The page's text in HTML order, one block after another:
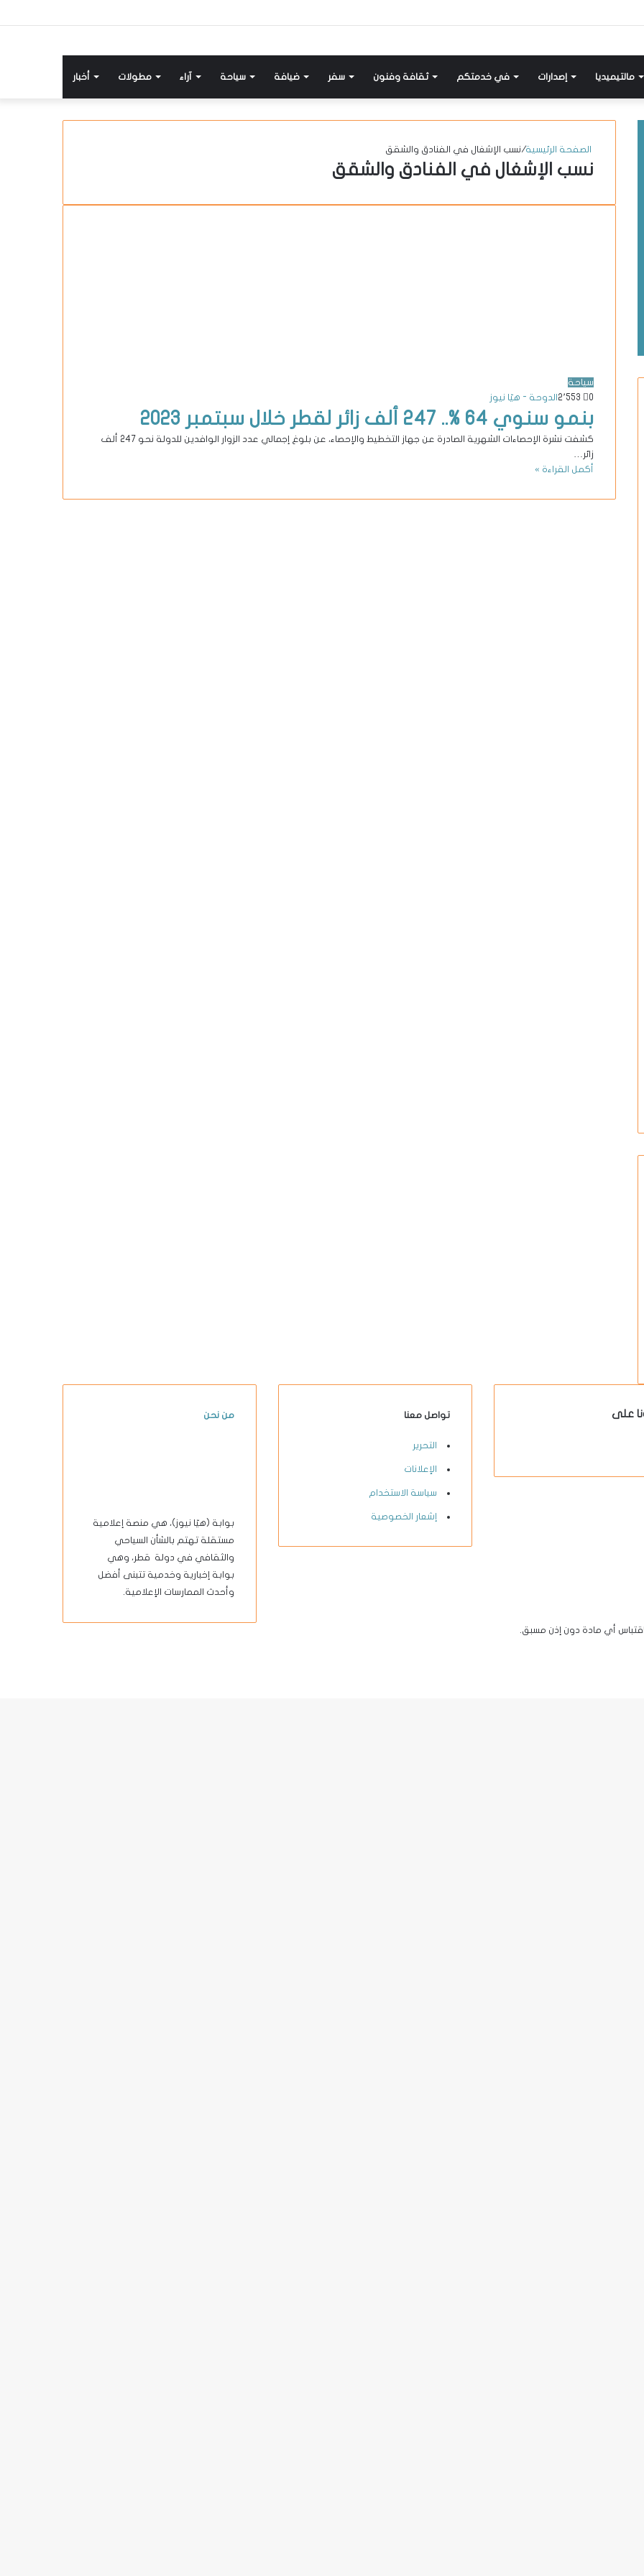
أخبار مطولات آراء سياحة ضيافة سفر ثقافة وفنون في خدمتكم إصدارات مالتيميديا
الصفحة الرئيسية/نسب الإشغال في الفنادق والشقق
نسب الإشغال في الفنادق والشقق
سياحة
الدوحة - هيّا نيوز
0
بنمو سنوي 64 %.. 247 ألف زائر لقطر خلال سبتمبر 2023
كشفت نشرة الإحصاءات الشهرية الصادرة عن جهاز التخطيط والإحصاء، عن بلوغ إجمالي عدد الزوار الوافدين للدولة نحو 247 ألف
زائر…
أكمل القراءة »
من نحن
بوابة (هيّا نيوز)، هي منصة إعلامية
مستقلة تهتم بالشأن السياحي
والثقافي في دولة قطر، وهي
بوابة إخبارية وخدمية تتبنى أفضل
وأحدث الممارسات الإعلامية.
تواصل معنا
التحرير
الإعلانات
سياسة الاستخدام
إشعار الخصوصية
على